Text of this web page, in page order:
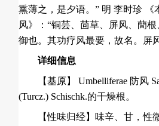
熏薄之，是夕语。” 明 李时珍 《
风》：“铜芸、茴草、屏风、蕳根
御也。其功疗风最要，故名。屏
详细信息
【基原】 Umbelliferae 防风
(Turcz.) Schischk.的干燥根。
【性味归经】味辛、甘，性